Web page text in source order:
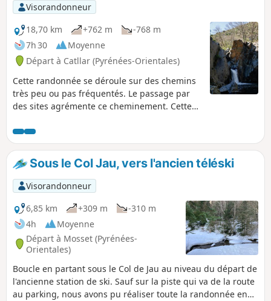
Visorandonneur
18,70 km
+762 m
-768 m
7h 30
Moyenne
Départ à Catllar (Pyrénées-Orientales)
Cette randonnée se déroule sur des chemins
très peu ou pas fréquentés. Le passage par
des sites agrémente ce cheminement. Cette
de fortes chaleurs malgré le couvert végétal
bas.
Sous le Col Jau, vers l'ancien téléski
Visorandonneur
6,85 km
+309 m
-310 m
4h
Moyenne
Départ à Mosset (Pyrénées-
Orientales)
Boucle en partant sous le Col de Jau au niveau du départ de
l'ancienne station de ski. Sauf sur la piste qui va de la route
au parking, nous avons pu réaliser toute la randonnée en